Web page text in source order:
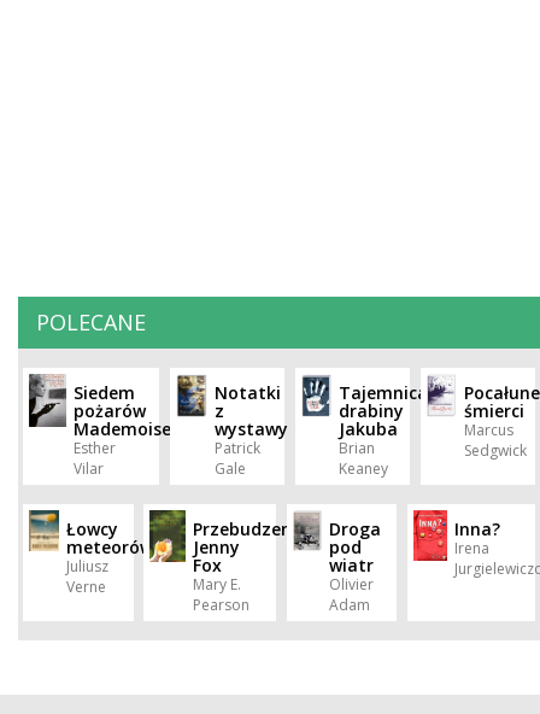
POLECANE
Siedem
pożarów
Mademoiselle
Esther
Vilar
Notatki
z
wystawy
Patrick
Gale
Tajemnica
drabiny
Jakuba
Brian
Keaney
śmierci
Marcus
Sedgwick
Łowcy
meteorów
Juliusz
Verne
Przebudzenie
Jenny
Fox
Mary E.
Pearson
Droga
pod
wiatr
Olivier
Adam
Inna?
Irena